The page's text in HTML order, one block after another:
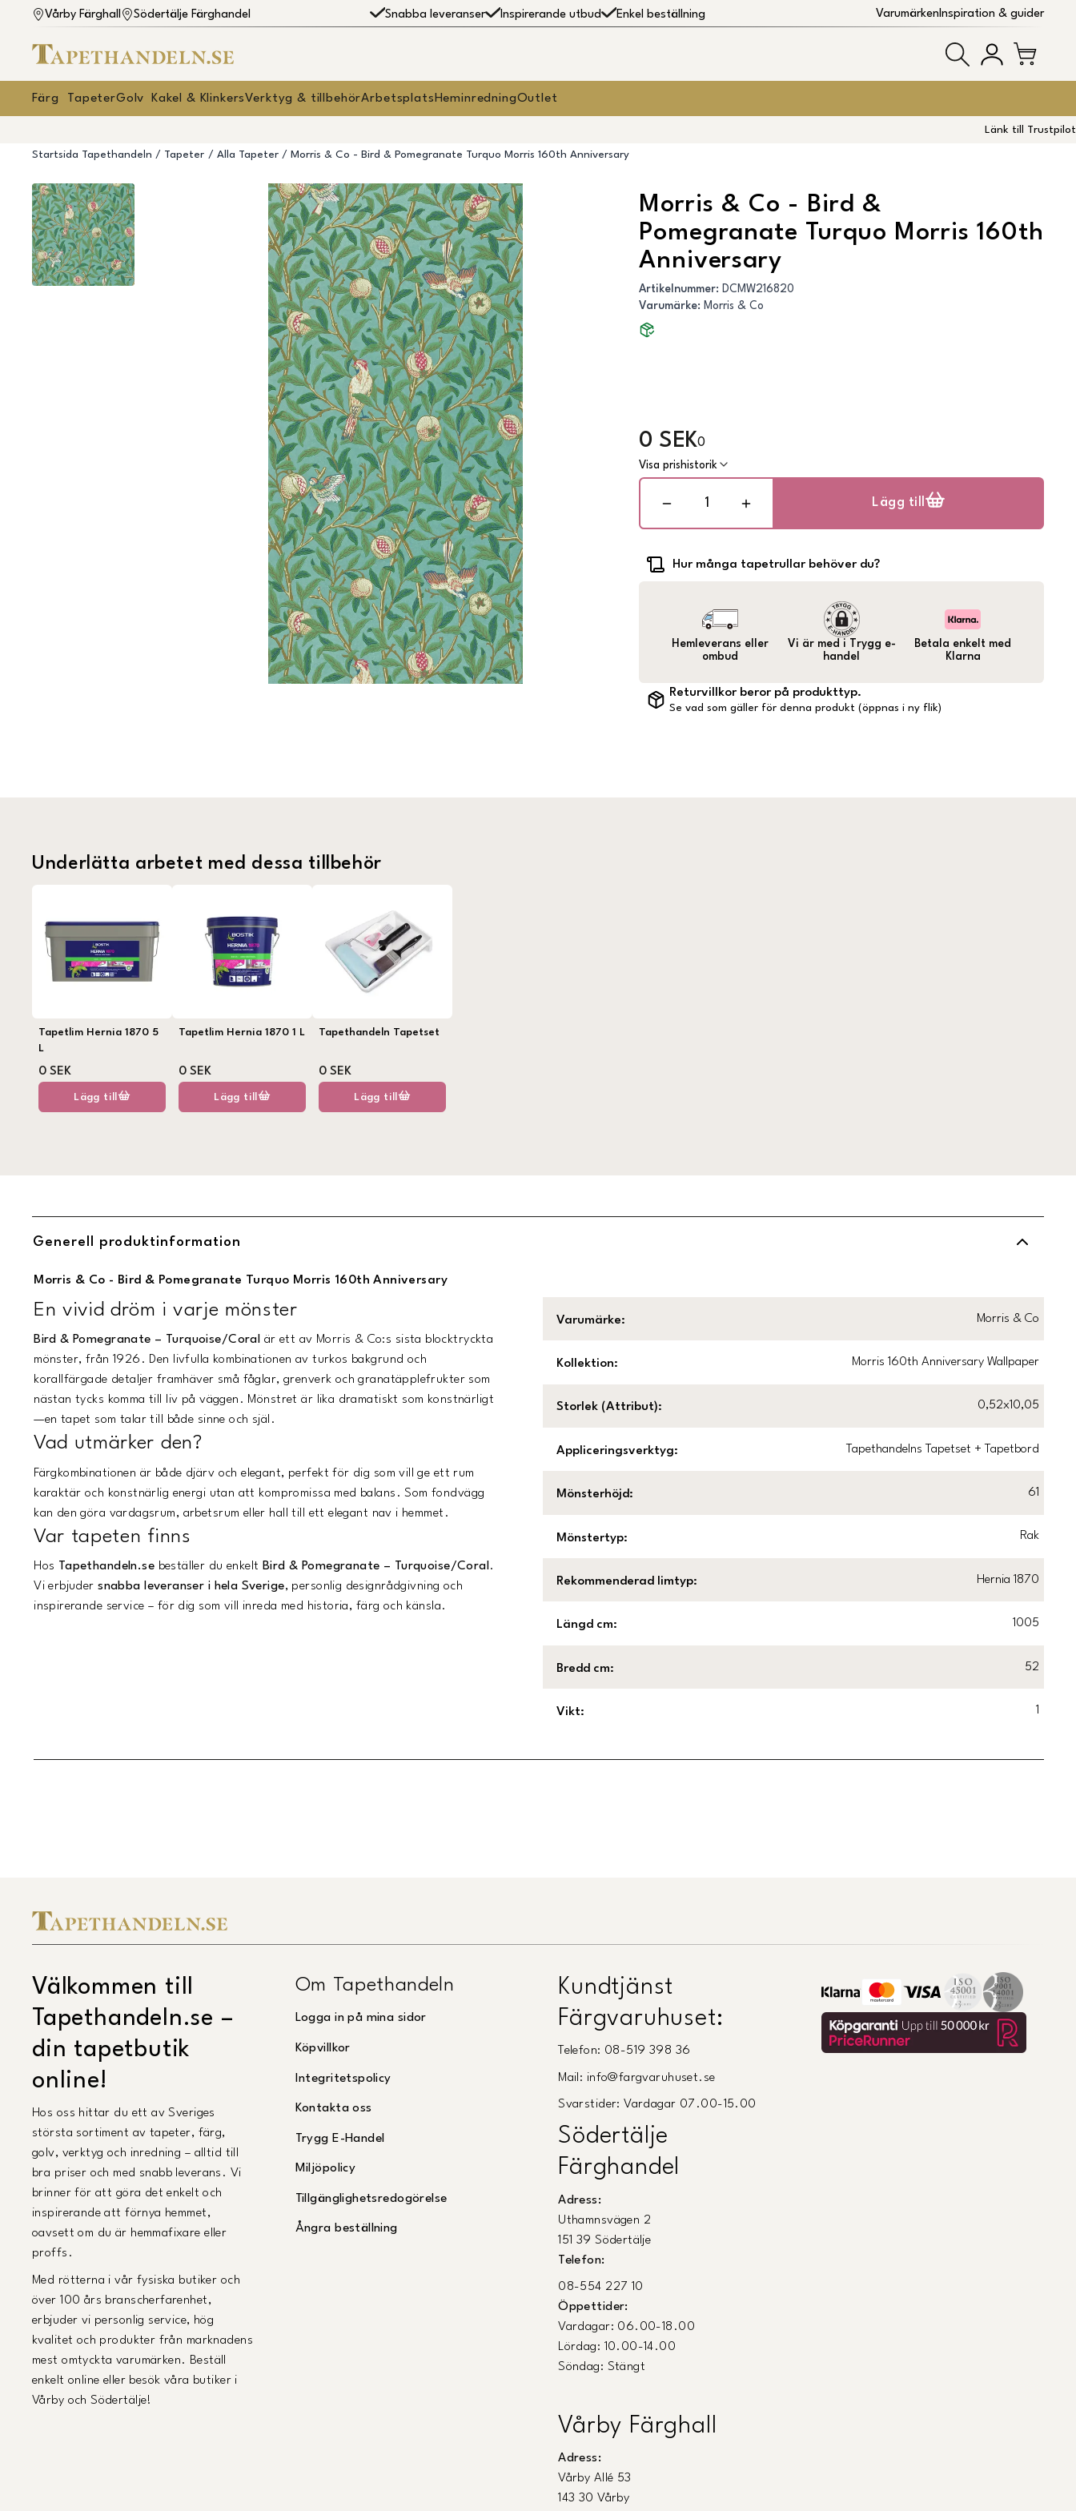
Vårby Färghall Södertälje Färghandel Snabba leveranser Inspirerande utbud Enkel beställning VarumärkenInspiration & guider
Färg TapeterGolv Kakel & KlinkersVerktyg & tillbehörArbetsplats HeminredningOutlet
Länk till Trustpilot
Startsida Tapethandeln Tapeter Alla Tapeter Morris & Co - Bird & Pomegranate Turquo Morris 160th Anniversary
Morris & Co - Bird &
Pomegranate Turquo Morris 160th
Anniversary
Artikelnummer: DCMW216820
Varumärke: Morris & Co
0 SEK0
Visa prishistorik
Lägg till
Hur många tapetrullar behöver du?
Hemleverans eller
ombud
Vi är med i Trygg e-
handel
Betala enkelt med
Klarna
Returvillkor beror på produkttyp.
Se vad som gäller för denna produkt (öppnas i ny flik)
Underlätta arbetet med dessa tillbehör
Tapetlim Hernia 1870 5
L
0 SEK
Lägg till
Tapetlim Hernia 1870 1 L
0 SEK
Lägg till
Tapethandeln Tapetset
0 SEK
Lägg till
Generell produktinformation
Morris & Co - Bird & Pomegranate Turquo Morris 160th Anniversary
En vivid dröm i varje mönster
Bird & Pomegranate – Turquoise/Coral är ett av Morris & Co:s sista blocktryckta
mönster, från 1926. Den livfulla kombinationen av turkos bakgrund och
korallfärgade detaljer framhäver små fåglar, grenverk och granatäpplefrukter som
nästan tycks komma till liv på väggen. Mönstret är lika dramatiskt som konstnärligt
—en tapet som talar till både sinne och själ.
Vad utmärker den?
Färgkombinationen är både djärv och elegant, perfekt för dig som vill ge ett rum
karaktär och konstnärlig energi utan att kompromissa med balans. Som fondvägg
kan den göra vardagsrum, arbetsrum eller hall till ett elegant nav i hemmet.
Var tapeten finns
Hos Tapethandeln.se beställer du enkelt Bird & Pomegranate – Turquoise/Coral .
Vi erbjudersnabba leveranser i hela Sverige, personlig designrådgivning och
inspirerande service – för dig som vill inreda med historia, färg och känsla.
Varumärke: Morris & Co
Kollektion: Morris 160th Anniversary Wallpaper
Storlek (Attribut): 0,52x10,05
Appliceringsverktyg: Tapethandelns Tapetset + Tapetbord
Mönsterhöjd: 61
Mönstertyp: Rak
Rekommenderad limtyp: Hernia 1870
Längd cm: 1005
Bredd cm: 52
Vikt: 1
Välkommen till
Tapethandeln.se –
din tapetbutik
online!
Hos oss hittar du ett av Sveriges
största sortiment av tapeter, färg,
golv, verktyg och inredning – alltid till
bra priser och med snabb leverans. Vi
brinner för att göra det enkelt och
inspirerande att förnya hemmet,
oavsett om du är hemmafixare eller
proffs.
Med rötterna i vår fysiska butiker och
över 100 års branscherfarenhet,
erbjuder vi personlig service, hög
kvalitet och produkter från marknadens
mest omtyckta varumärken. Beställ
enkelt online eller besök våra butiker i
Vårby och Södertälje!
Om Tapethandeln
Logga in på mina sidor
Köpvillkor
Integritetspolicy
Kontakta oss
Trygg E-Handel
Miljöpolicy
Tillgänglighetsredogörelse
Ångra beställning
Kundtjänst
Färgvaruhuset:
Telefon: 08-519 398 36
Mail: info@fargvaruhuset.se
Svarstider: Vardagar 07.00-15.00
Södertälje
Färghandel
Adress:
Uthamnsvägen 2
151 39 Södertälje
Telefon:
08-554 227 10
Öppettider:
Vardagar: 06.00-18.00
Lördag: 10.00-14.00
Söndag: Stängt
Vårby Färghall
Adress:
Vårby Allé 53
143 30 Vårby